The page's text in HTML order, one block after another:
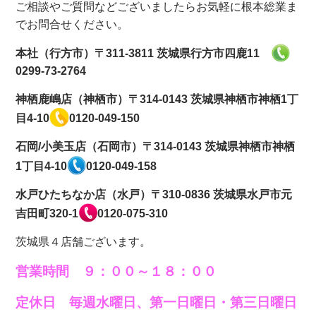
ご相談やご質問などございましたらお気軽に根本総業ま
でお問合せください。
本社（行方市） 〒311-3811 茨城県行方市四鹿11
0299-73-2764
神栖鹿嶋店（神栖市） 〒314-0143 茨城県神栖市神栖1丁
目4-10
0120-049-150
石岡/小美玉店（石岡市） 〒314-0143 茨城県神栖市神栖
1丁目4-10
0120-049-158
水戸ひたちなか店（水戸） 〒310-0836 茨城県水戸市元
吉田町320-1
0120-075-310
茨城県４店舗ございます。
営業時間 ９：００～１８：００
定休日 毎週水曜日、第一日曜日・第三日曜日